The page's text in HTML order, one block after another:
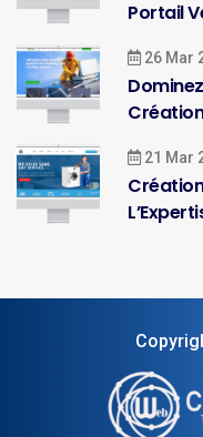
Portail
26 Mar
21 Mar